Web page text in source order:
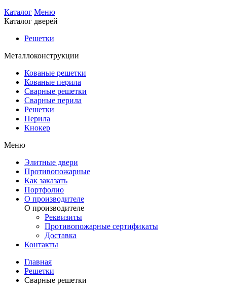
Каталог Меню
Каталог дверей
Решетки
Металлоконструкции
Кованые решетки
Кованые перила
Сварные решетки
Сварные перила
Решетки
Перила
Кнокер
Меню
Элитные двери
Противопожарные
Как заказать
Портфолио
О производителе
О производителе
Реквизиты
Противопожарные сертификаты
Доставка
Контакты
Главная
Решетки
Сварные решетки